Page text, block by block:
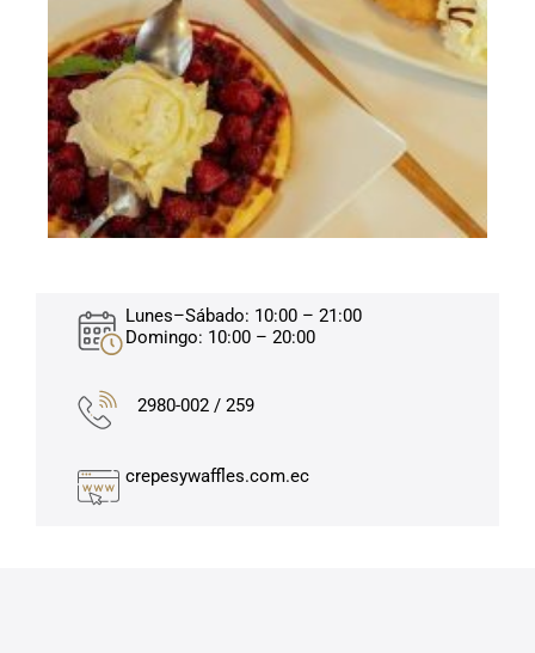
Lunes–Sábado: 10:00 – 21:00
Domingo: 10:00 – 20:00
2980-002 / 259
crepesywaffles.com.ec